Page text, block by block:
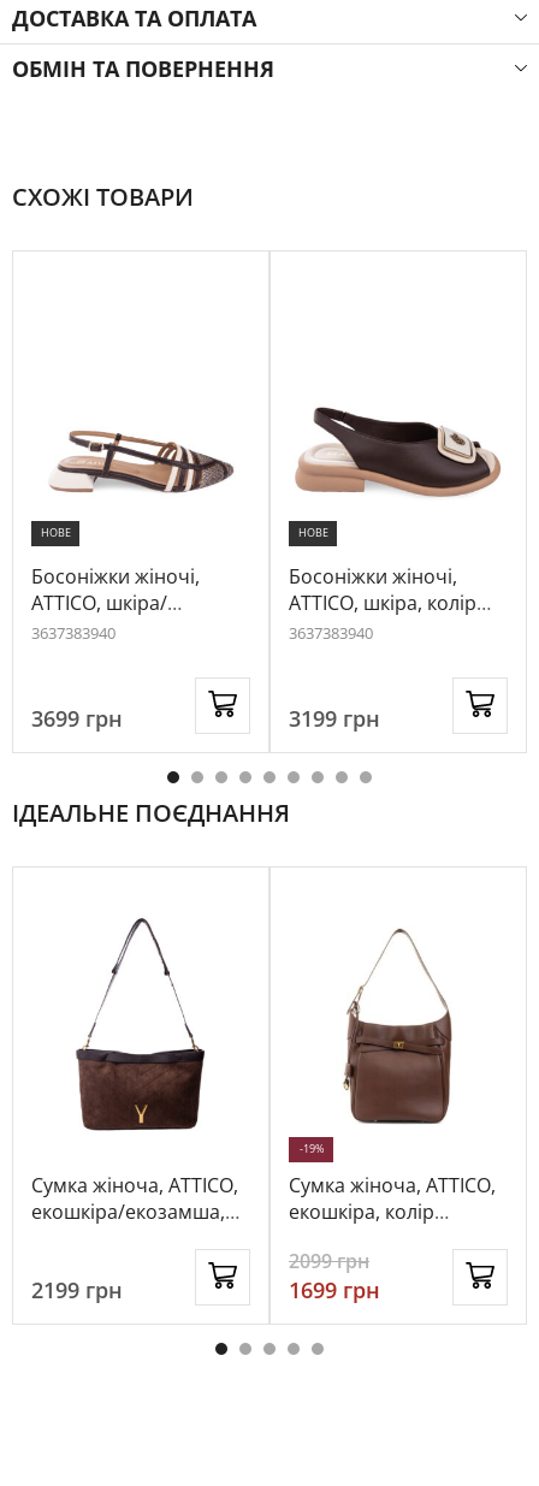
ДОСТАВКА ТА ОПЛАТА
ОБМІН ТА ПОВЕРНЕННЯ
СХОЖІ ТОВАРИ
НОВЕ
Босоніжки жіночі,
ATTICO, шкіра/
текстиль, колір
3637383940
3699 грн
НОВЕ
Босоніжки жіночі,
ATTICO, шкіра, колір
темно-коричневий,
3637383940
3199 грн
ІДЕАЛЬНЕ ПОЄДНАННЯ
Сумка жіноча, ATTICO,
екошкіра/екозамша,
коричневий, 1021825
2199 грн
Сумка жіноча, ATTICO,
екошкіра, колір
-19%
2099грн
1699 грн